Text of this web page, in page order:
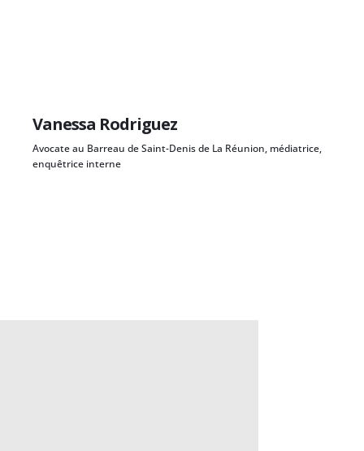
Vanessa Rodriguez
Avocate au Barreau de Saint-Denis de La Réunion, médiatrice,
enquêtrice interne